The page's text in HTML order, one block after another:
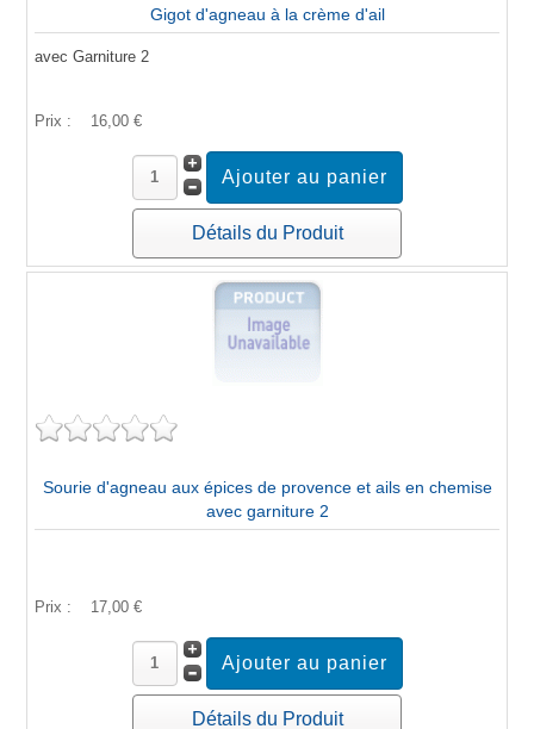
Gigot d'agneau à la crème d'ail
avec Garniture 2
Prix : 16,00 €
Détails du Produit
Sourie d'agneau aux épices de provence et ails en chemise
avec garniture 2
Prix : 17,00 €
Détails du Produit